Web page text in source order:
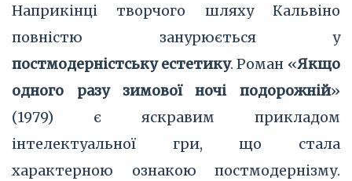
Наприкінці творчого шляху Кальвіно
повністю занурюється у
постмодерністську естетику. Роман «Якщо
одного разу зимової ночі подорожній»
(1979) є яскравим прикладом
інтелектуальної гри, що стала
характерною ознакою постмодернізму.